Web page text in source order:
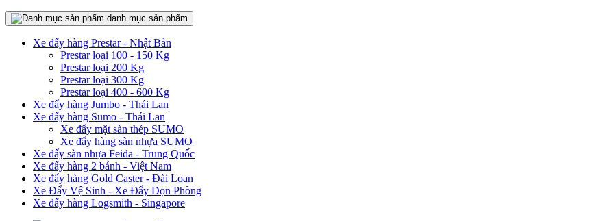
danh mục sản phẩm
Xe đẩy hàng Prestar - Nhật Bản
Prestar loại 100 - 150 Kg
Prestar loại 200 Kg
Prestar loại 300 Kg
Prestar loại 400 - 600 Kg
Xe đẩy hàng Jumbo - Thái Lan
Xe đẩy hàng Sumo - Thái Lan
Xe đẩy mặt sàn thép SUMO
Xe đẩy hàng sàn nhựa SUMO
Xe đẩy sàn nhựa Feida - Trung Quốc
Xe đẩy hàng 2 bánh - Việt Nam
Xe đẩy hàng Gold Caster - Đài Loan
Xe Đẩy Vệ Sinh - Xe Đẩy Dọn Phòng
Xe đẩy hàng Logsmith - Singapore